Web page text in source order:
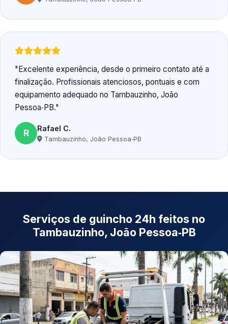
Excelente experiência, desde o primeiro contato até a
finalização. Profissionais atenciosos, pontuais e com
equipamento adequado no Tambauzinho, João
Pessoa‑PB.
R Rafael C.
Tambauzinho, João Pessoa‑PB
Serviços de guincho 24h feitos no
Tambauzinho, João Pessoa‑PB